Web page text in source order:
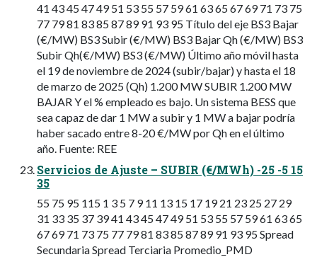
41 43 45 47 49 51 53 55 57 59 61 63 65 67 69 71 73 75
77 79 81 83 85 87 89 91 93 95 Título del eje BS3 Bajar
(€/MW) BS3 Subir (€/MW) BS3 Bajar Qh (€/MW) BS3
Subir Qh(€/MW) BS3 (€/MW) Último año móvil hasta
el 19 de noviembre de 2024 (subir/bajar) y hasta el 18
de marzo de 2025 (Qh) 1.200 MW SUBIR 1.200 MW
BAJAR Y el % empleado es bajo. Un sistema BESS que
sea capaz de dar 1 MW a subir y 1 MW a bajar podría
haber sacado entre 8-20 €/MW por Qh en el último
año. Fuente: REE
Servicios de Ajuste – SUBIR (€/MWh) -25 -5 15
35
55 75 95 115 1 3 5 7 9 11 13 15 17 19 21 23 25 27 29
31 33 35 37 39 41 43 45 47 49 51 53 55 57 59 61 63 65
67 69 71 73 75 77 79 81 83 85 87 89 91 93 95 Spread
Secundaria Spread Terciaria Promedio_PMD